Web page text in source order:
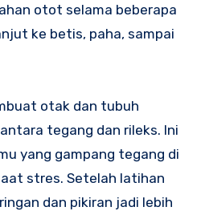
otot selama beberapa
ke betis, paha, sampai
otak dan tubuh
tegang dan rileks. Ini
yang gampang tegang di
stres. Setelah latihan
dan pikiran jadi lebih